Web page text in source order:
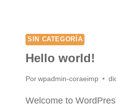
SIN CATEGORÍA
Hello world!
Porwpadmin-coraeimp
Welcome to